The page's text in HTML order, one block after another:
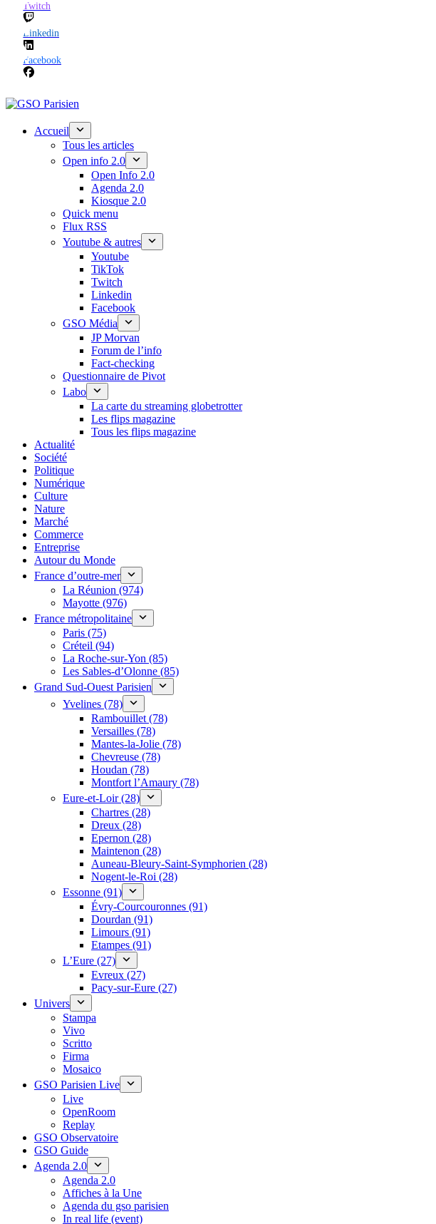
Twitch
Linkedin
Facebook
Accueil
Tous les articles
Open info 2.0
Open Info 2.0
Agenda 2.0
Kiosque 2.0
Quick menu
Flux RSS
Youtube & autres
Youtube
TikTok
Twitch
Linkedin
Facebook
GSO Média
JP Morvan
Forum de l’info
Fact-checking
Questionnaire de Pivot
Labo
La carte du streaming globetrotter
Les flips magazine
Tous les flips magazine
Actualité
Société
Politique
Numérique
Culture
Nature
Marché
Commerce
Entreprise
Autour du Monde
France d’outre-mer
La Réunion (974)
Mayotte (976)
France métropolitaine
Paris (75)
Créteil (94)
La Roche-sur-Yon (85)
Les Sables-d’Olonne (85)
Grand Sud-Ouest Parisien
Yvelines (78)
Rambouillet (78)
Versailles (78)
Mantes-la-Jolie (78)
Chevreuse (78)
Houdan (78)
Montfort l’Amaury (78)
Eure-et-Loir (28)
Chartres (28)
Dreux (28)
Epernon (28)
Maintenon (28)
Auneau-Bleury-Saint-Symphorien (28)
Nogent-le-Roi (28)
Essonne (91)
Évry-Courcouronnes (91)
Dourdan (91)
Limours (91)
Etampes (91)
L’Eure (27)
Evreux (27)
Pacy-sur-Eure (27)
Univers
Stampa
Vivo
Scritto
Firma
Mosaico
GSO Parisien Live
Live
OpenRoom
Replay
GSO Observatoire
GSO Guide
Agenda 2.0
Agenda 2.0
Affiches à la Une
Agenda du gso parisien
In real life (event)